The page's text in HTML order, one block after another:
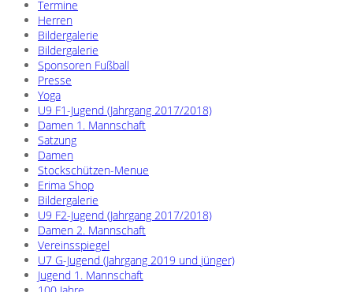
Termine
Herren
Bildergalerie
Bildergalerie
Sponsoren Fußball
Presse
Yoga
U9 F1-Jugend (Jahrgang 2017/2018)
Damen 1. Mannschaft
Satzung
Damen
Stockschützen-Menue
Erima Shop
Bildergalerie
U9 F2-Jugend (Jahrgang 2017/2018)
Damen 2. Mannschaft
Vereinsspiegel
U7 G-Jugend (Jahrgang 2019 und jünger)
Jugend 1. Mannschaft